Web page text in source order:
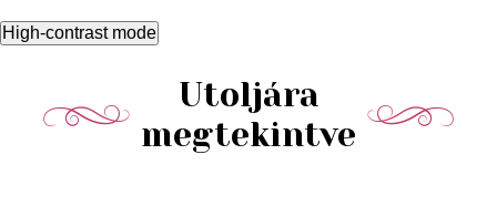
High-contrast mode
Utoljára
megtekintve